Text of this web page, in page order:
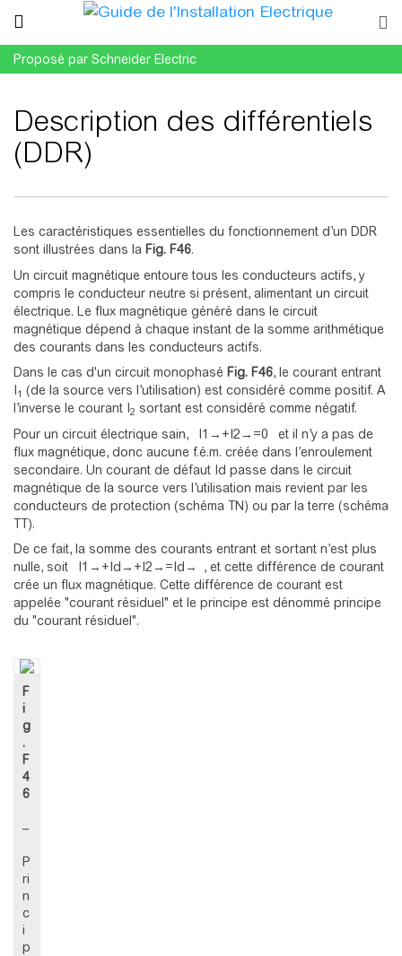
Proposé par Schneider Electric
Description des différentiels
(DDR)
Les caractéristiques essentielles du fonctionnement d’un DDR
sont illustrées dans la Fig. F46.
Un circuit magnétique entoure tous les conducteurs actifs, y
compris le conducteur neutre si présent, alimentant un circuit
électrique. Le flux magnétique généré dans le circuit
magnétique dépend à chaque instant de la somme arithmétique
des courants dans les conducteurs actifs.
Dans le cas d'un circuit monophasé Fig. F46, le courant entrant
I1 (de la source vers l’utilisation) est considéré comme positif. A
l’inverse le courant I2 sortant est considéré comme négatif.
Pour un circuit électrique sain,
I1 → +I2→ =0
et il n’y a pas de
flux magnétique, donc aucune f.é.m. créée dans l’enroulement
secondaire. Un courant de défaut Id passe dans le circuit
magnétique de la source vers l’utilisation mais revient par les
conducteurs de protection (schéma TN) ou par la terre (schéma
TT).
De ce fait, la somme des courants entrant et sortant n’est plus
nulle, soit
I1 → +Id → +I2→ =Id →
, et cette différence de courant
crée un flux magnétique. Cette différence de courant est
appelée "courant résiduel" et le principe est dénommé principe
du "courant résiduel".
F
i
g
.
F
4
6
–
P
ri
n
c
i
p